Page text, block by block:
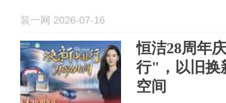
装一网 2026-07-16
恒洁28周年
行"，以旧换
空间